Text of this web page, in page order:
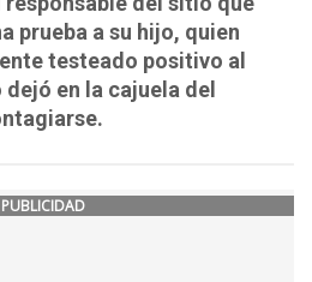
prueba a su hijo, quien
testeado positivo al
en la cajuela del
PUBLICIDAD